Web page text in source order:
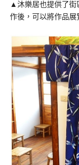
▲沐樂居也提供了街
作後，可以將作品展